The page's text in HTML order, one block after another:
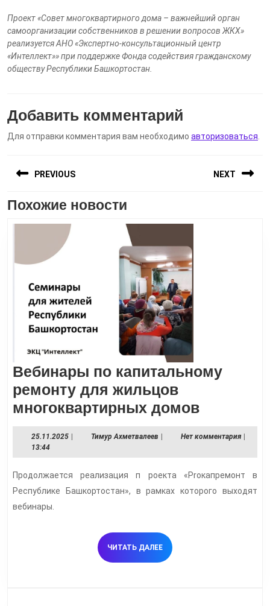
Проект «Совет многоквартирного дома – важнейший орган
самоорганизации собственников в решении вопросов ЖКХ»
реализуется АНО «Экспертно-консультационный центр
«Интеллект»» при поддержке Фонда содействия гражданскому
обществу Республики Башкортостан.
Добавить комментарий
Для отправки комментария вам необходимо авторизоваться
по
записям
PREVIOUS
Предыдущая
NEXT
Похожие новости
Вебинары по капитальному
ремонту для жильцов
многоквартирных домов
по
ремонту
для
жильцов
25.11.202525.11.2025
| Тимур АхметвалеевТимур
| Нет комментария |
13:44
Продолжается реализация п роекта «Proкапремонт в
Республике Башкортостан», в рамках которого выходят
вебинары.
ЧИТАТЬ ДАЛЕЕЧИТАТЬ
ДАЛЕЕ